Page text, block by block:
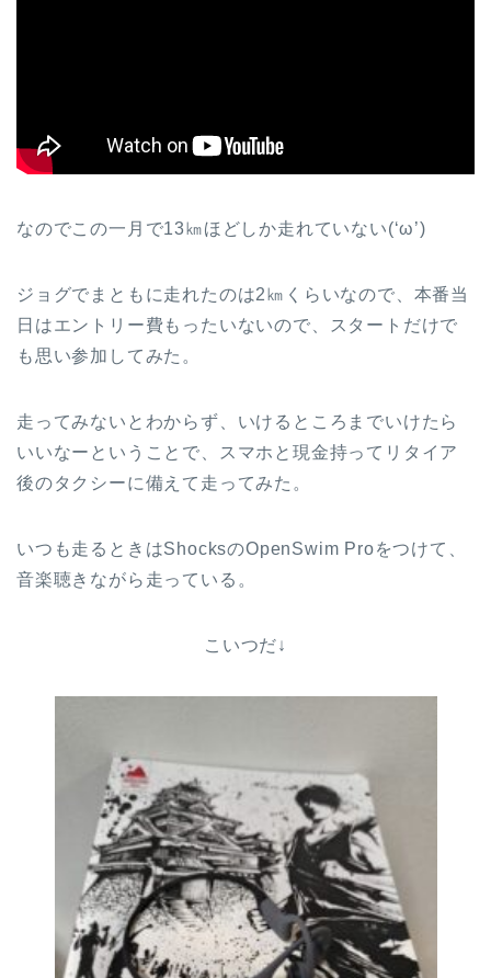
なのでこの一月で13㎞ほどしか走れていない(‘ω’)
ジョグでまともに走れたのは2㎞くらいなので、本番当
日はエントリー費もったいないので、スタートだけで
も思い参加してみた。
走ってみないとわからず、いけるところまでいけたら
いいなーということで、スマホと現金持ってリタイア
後のタクシーに備えて走ってみた。
いつも走るときはShocksのOpenSwim Proをつけて、
音楽聴きながら走っている。
こいつだ↓